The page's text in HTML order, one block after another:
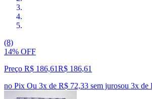
(8)
14% OFF
Preço R$ 186,61R$ 186,61
no Pix Ou 3x de R$ 72,33 sem jurosou 3x de